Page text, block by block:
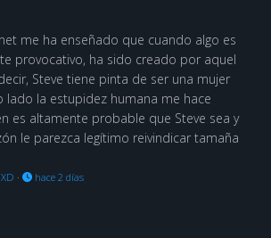
me ha enseñado que cuando algo es
provocativo, ha sido creado por aquel
Steve tiene pinta de ser una mujer
lado la estupidez humana me hace
es altamente probable que Steve sea y
le parezca legítimo reivindicar tamaña
· hace 2 días